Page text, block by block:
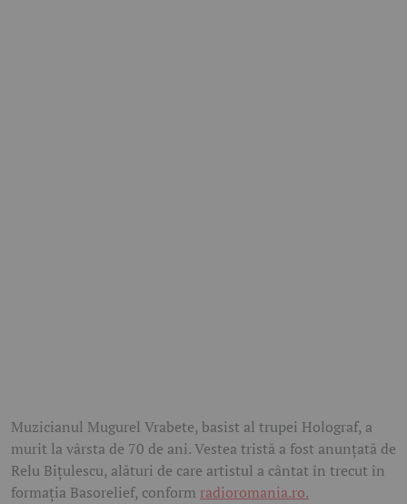
Muzicianul Mugurel Vrabete, basist al trupei Holograf, a
murit la vârsta de 70 de ani. Vestea tristă a fost anunțată de
Relu Bițulescu, alături de care artistul a cântat în trecut în
formația Basorelief, conform radioromania.ro.